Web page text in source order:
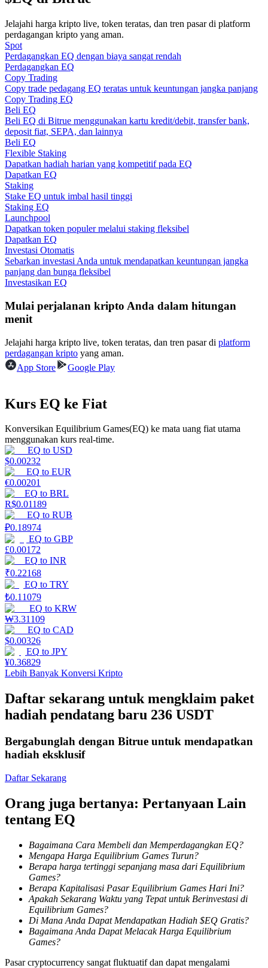
Analisis data besar termasuk info perdagangan, dll.
Memandu
Panduan Pemula Berjangka
Pelajari cara untuk tetap menghasilkan keuntungan
Menghasilkan
Babi Kekuatan
Dapatkan imbalan kompetitif setiap hari
Mempertaruhkan
Pengembalian tinggi & akses instan
Launchpool
Staking fleksibel untuk mendapatkan token populer
Jelajahi harga kripto live, token teratas, dan tren pasar di platform
perdagangan kripto yang aman.
Spot
Perdagangkan EQ dengan biaya sangat rendah
Perdagangkan EQ
Copy Trading
Copy trade pedagang EQ teratas untuk keuntungan jangka panjang
Copy Trading EQ
Beli EQ
Beli EQ di Bitrue menggunakan kartu kredit/debit, transfer bank,
deposit fiat, SEPA, dan lainnya
Beli EQ
Flexible Staking
Dapatkan hadiah harian yang kompetitif pada EQ
Dapatkan EQ
Staking
Stake EQ untuk imbal hasil tinggi
Staking EQ
Launchpool
Dapatkan token populer melalui staking fleksibel
Dapatkan EQ
Investasi Otomatis
Sebarkan investasi Anda untuk mendapatkan keuntungan jangka
panjang dan bunga fleksibel
Investasikan EQ
Mulai perjalanan kripto Anda dalam hitungan
menit
Jelajahi harga kripto live, token teratas, dan tren pasar di platform
perdagangan kripto yang aman.
App Store
Google Play
Kurs EQ ke Fiat
Konversikan Equilibrium Games(EQ) ke mata uang fiat utama
menggunakan kurs real-time.
EQ to USD
$0.00232
EQ to EUR
€0.00201
EQ to BRL
R$0.01189
EQ to RUB
₽0.18974
EQ to GBP
£0.00172
EQ to INR
₹0.22168
EQ to TRY
₺0.11079
EQ to KRW
₩3.31109
EQ to CAD
$0.00326
EQ to JPY
¥0.36829
Lebih Banyak Konversi Kripto
Daftar sekarang untuk mengklaim paket
hadiah pendatang baru 236 USDT
Bergabunglah dengan Bitrue untuk mendapatkan
hadiah eksklusif
Daftar Sekarang
Orang juga bertanya: Pertanyaan Lain
tentang EQ
Bagaimana Cara Membeli dan Memperdagangkan EQ?
Mengapa Harga Equilibrium Games Turun?
Berapa harga tertinggi sepanjang masa dari Equilibrium
Games?
Berapa Kapitalisasi Pasar Equilibrium Games Hari Ini?
Apakah Sekarang Waktu yang Tepat untuk Berinvestasi di
Equilibrium Games?
Di Mana Anda Dapat Mendapatkan Hadiah $EQ Gratis?
Bagaimana Anda Dapat Melacak Harga Equilibrium
Games?
Pasar cryptocurrency sangat fluktuatif dan dapat mengalami